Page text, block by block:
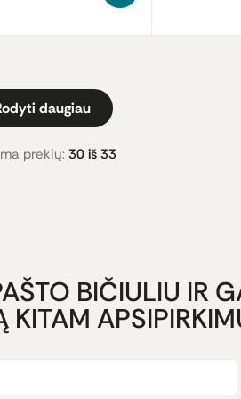
daugiau
prekių:30 iš 33
BIČIULIU IR